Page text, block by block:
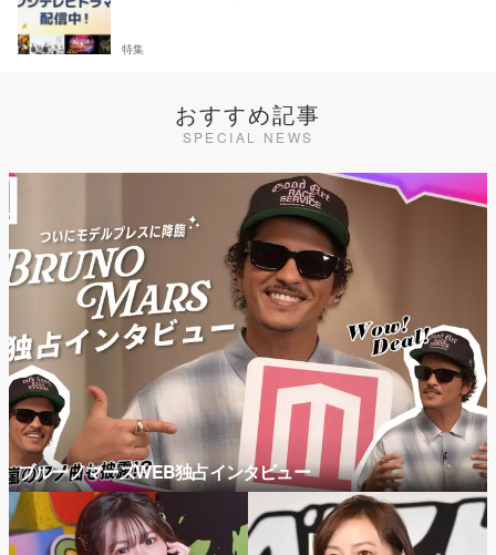
特集
おすすめ記事
SPECIAL NEWS
ブルーノマーズWEB独占インタビュー